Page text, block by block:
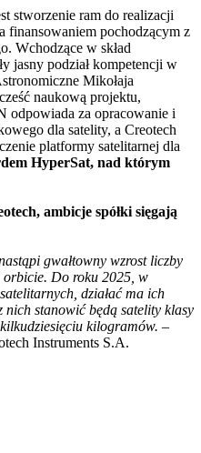
stworzenie ram do realizacji
finansowaniem pochodzącym z
Wchodzące w skład
jasny podział kompetencji w
Mikołaja
naukową projektu,
odpowiada za opracowanie i
dla satelity, a Creotech
platformy satelitarnej dla
HyperSat, nad którym
ambicje spółki sięgają
gwałtowny wzrost liczby
orbicie. Do roku 2025, w
działać ma ich
nich stanowić będą satelity klasy
kilogramów. –
Instruments S.A.